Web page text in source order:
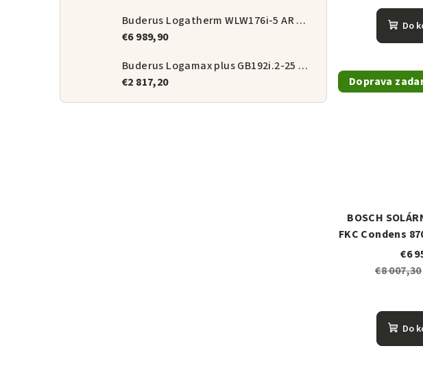
Buderus Logatherm WLW176i-5 AR E set
€6 989,90
Buderus Logamax plus GB192i.2-25 + magnetický odkalovač
€2 817,20
Do
Doprava
BOSCH
FKC Condens
€6
€8 007,30
Do